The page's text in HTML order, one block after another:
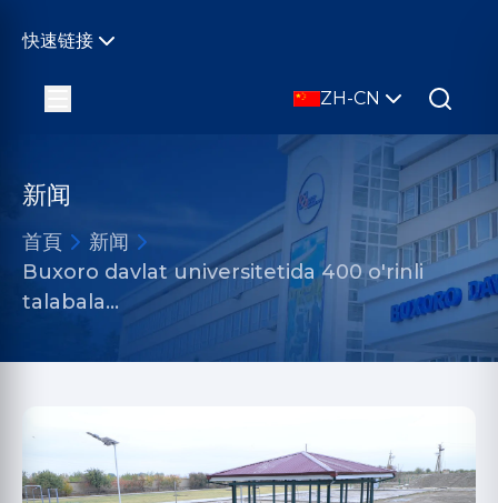
快速链接
ZH-CN
新闻
首頁
新闻
Buxoro davlat universitetida 400 o'rinli
talabala…